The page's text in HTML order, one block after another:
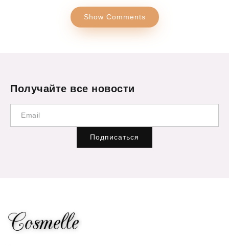
Show Comments
Получайте все новости
Подписаться